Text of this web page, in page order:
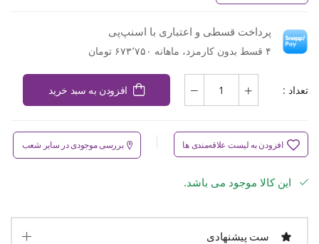
پرداخت قسطی و اعتباری با اسنپ‌پی
۴ قسط بدون کارمزد، ماهانه ۶۷۳٬۷۵۰ تومان
تعداد : افزودن به سبد خرید
افزودن به لیست علاقه‌مندی ها بررسی موجودی در سایر شعب
این کالا موجود می باشد.
ست پیشنهادی